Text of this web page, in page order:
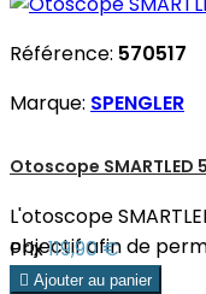
Référence: 570517
Marque: SPENGLER
Otoscope SMARTLED
L'otoscope
objectif afin de
Prix119,90 €
 Ajouter au panier